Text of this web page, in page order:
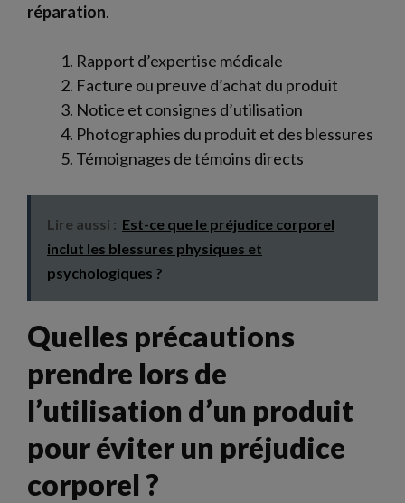
réparation.
Rapport d’expertise médicale
Facture ou preuve d’achat du produit
Notice et consignes d’utilisation
Photographies du produit et des blessures
Témoignages de témoins directs
Lire aussi : Est-ce que le préjudice corporel
inclut les blessures physiques et
psychologiques ?
Quelles précautions
prendre lors de
l’utilisation d’un produit
pour éviter un préjudice
corporel ?